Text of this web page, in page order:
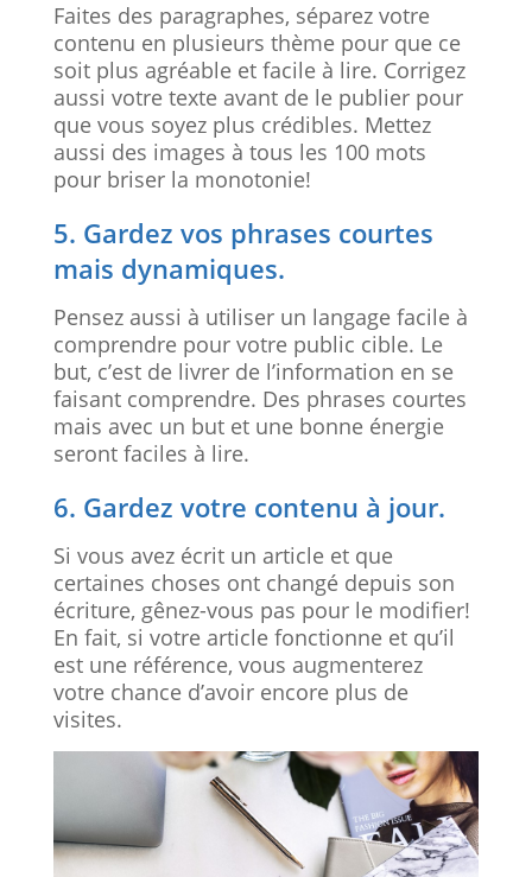
Faites des paragraphes, séparez votre
contenu en plusieurs thème pour que ce
soit plus agréable et facile à lire. Corrigez
aussi votre texte avant de le publier pour
que vous soyez plus crédibles. Mettez
aussi des images à tous les 100 mots
pour briser la monotonie!
5. Gardez vos phrases courtes
mais dynamiques.
Pensez aussi à utiliser un langage facile à
comprendre pour votre public cible. Le
but, c’est de livrer de l’information en se
faisant comprendre. Des phrases courtes
mais avec un but et une bonne énergie
seront faciles à lire.
6. Gardez votre contenu à jour.
Si vous avez écrit un article et que
certaines choses ont changé depuis son
écriture, gênez-vous pas pour le modifier!
En fait, si votre article fonctionne et qu’il
est une référence, vous augmenterez
votre chance d’avoir encore plus de
visites.